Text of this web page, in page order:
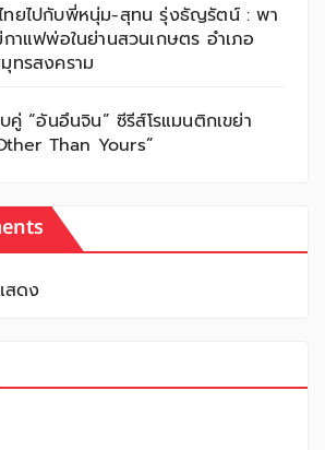
ยไปกับพี่หนุ่ม-สุทน รุ่งธัญรัตน์ : พา
าแฟพ่อในย่านสวนเกษตร อำเภอ
ทรสงคราม
คู่ “อันอึนจิน” ซีรีส์โรแมนติกเขย่า
Than Yours”
สดง